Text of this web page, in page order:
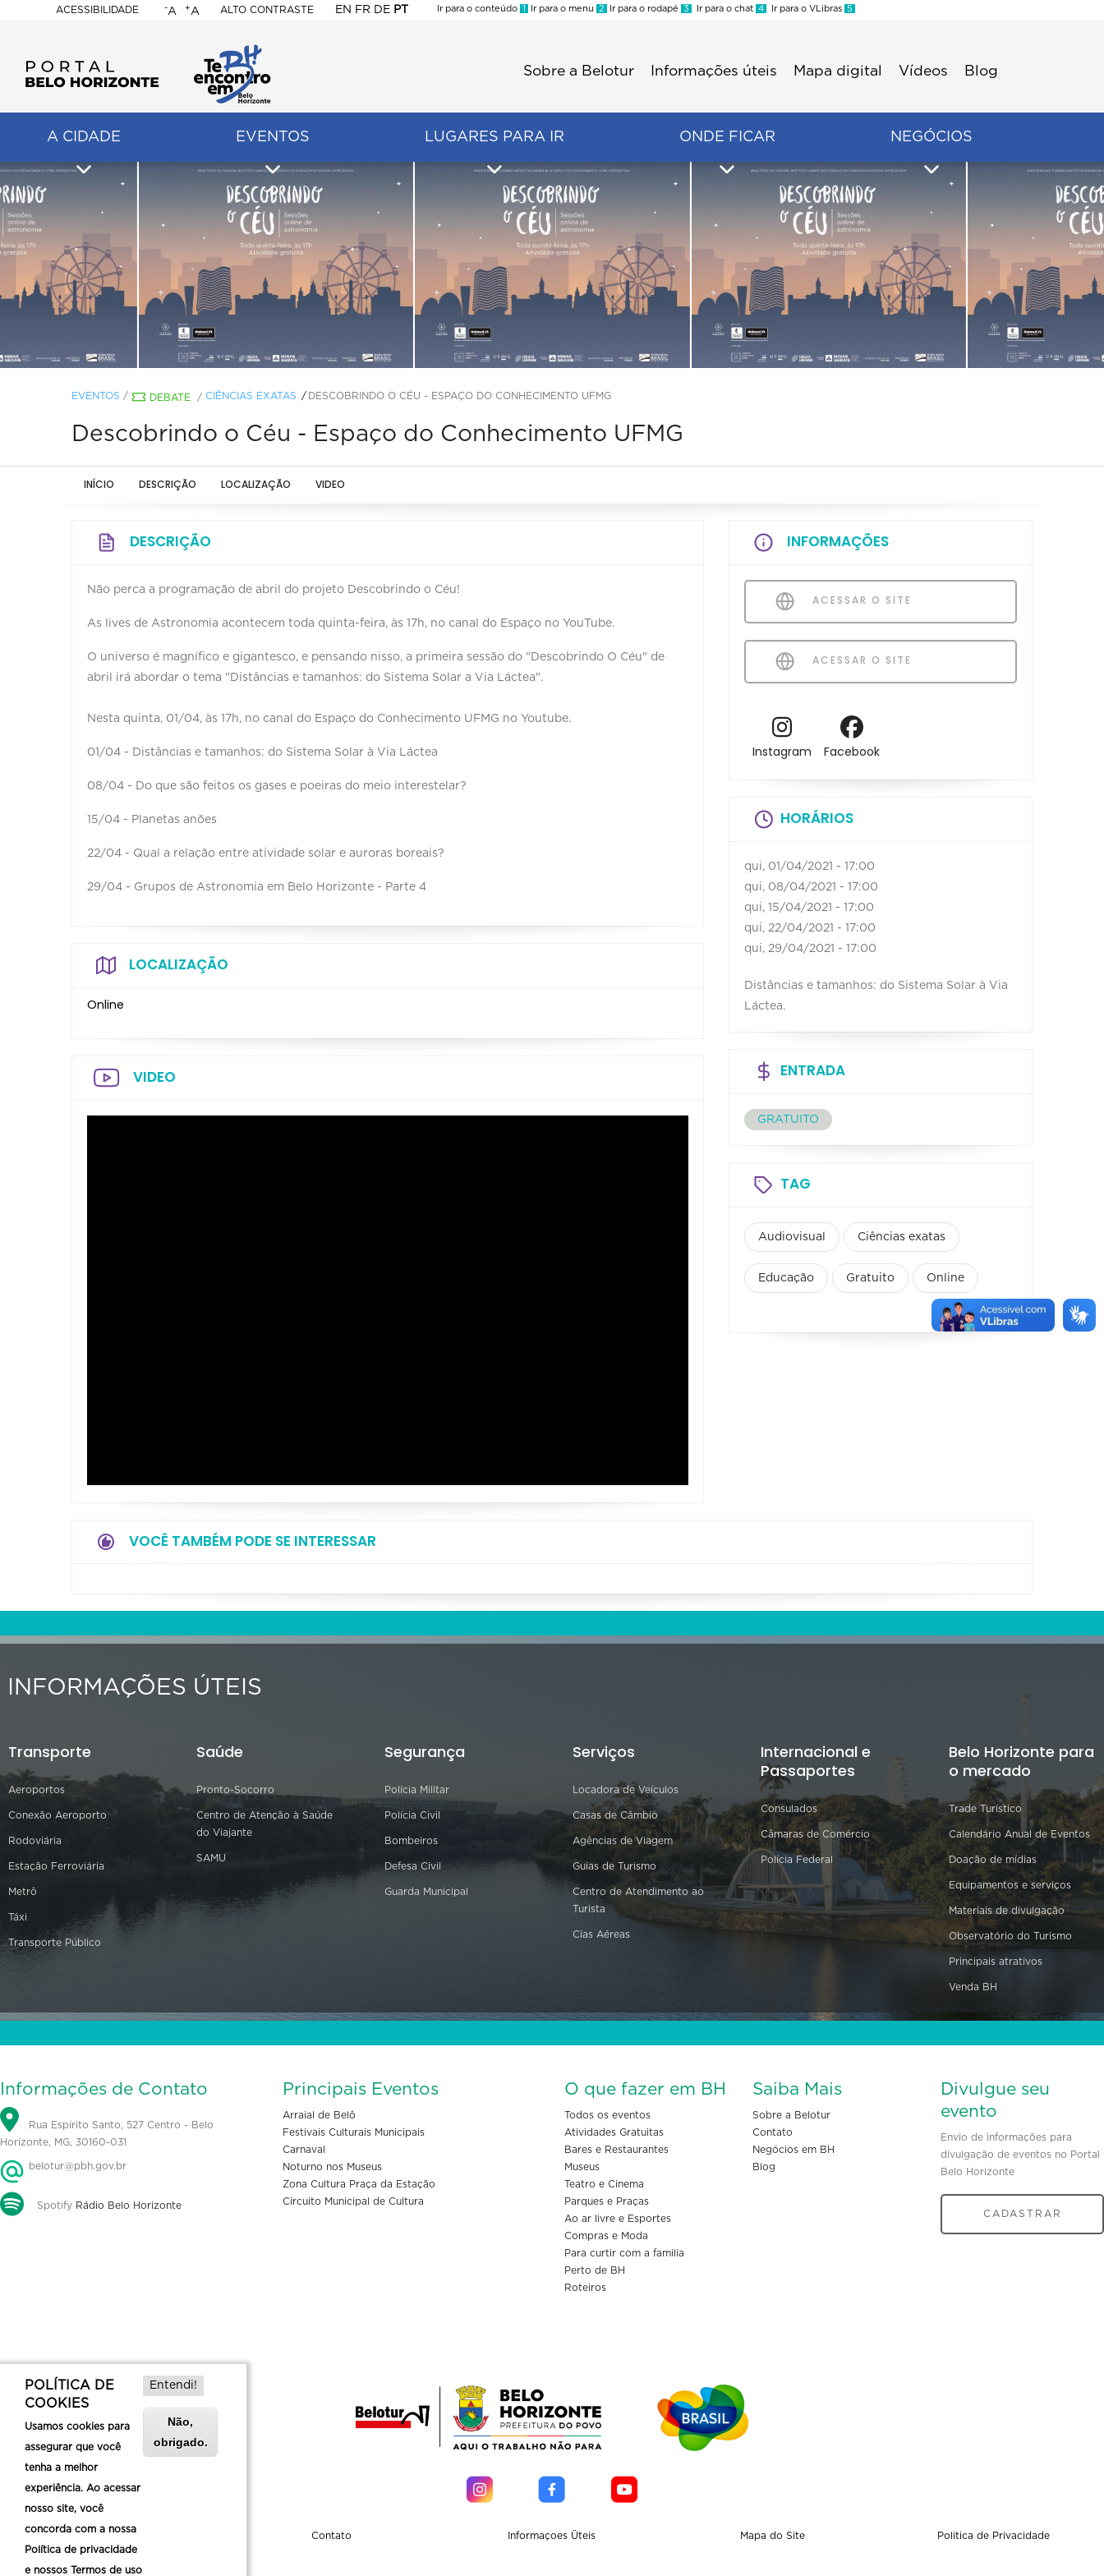
ACESSIBILIDADE
BELO
HORIZONTE
-A +A ALTO CONTRASTE EN FR DE PT
Ir para o conteúdo 1 Ir para o menu 2 Ir para o rodapé 3 Ir para o chat 4 Ir para o VLibras 5
Sobre a Belotur Informações úteis Mapa digital Vídeos Blog
A CIDADE EVENTOS LUGARES PARA IR ONDE FICAR NEGÓCIOS
EVENTOS / DEBATE / CIÊNCIAS EXATAS DESCOBRINDO O CÉU - ESPAÇO DO CONHECIMENTO UFMG
Descobrindo o Céu - Espaço do Conhecimento UFMG
INÍCIO DESCRIÇÃO LOCALIZAÇÃO VIDEO
DESCRIÇÃO
Não perca a programação de abril do projeto Descobrindo o Céu!
As lives de Astronomia acontecem toda quinta-feira, às 17h, no canal do Espaço no YouTube.
O universo é magnífico e gigantesco, e pensando nisso, a primeira sessão do "Descobrindo O Céu" de
abril irá abordar o tema "Distâncias e tamanhos: do Sistema Solar a Via Láctea".
Nesta quinta, 01/04, às 17h, no canal do Espaço do Conhecimento UFMG no Youtube.
01/04 - Distâncias e tamanhos: do Sistema Solar à Via Láctea
08/04 - Do que são feitos os gases e poeiras do meio interestelar?
15/04 - Planetas anões
22/04 - Qual a relação entre atividade solar e auroras boreais?
29/04 - Grupos de Astronomia em Belo Horizonte - Parte 4
LOCALIZAÇÃO
Online
VIDEO
INFORMAÇÕES
ACESSAR O SITE
ACESSAR O SITE
Instagram Facebook
HORÁRIOS
qui, 01/04/2021 - 17:00
qui, 08/04/2021 - 17:00
qui, 15/04/2021 - 17:00
qui, 22/04/2021 - 17:00
qui, 29/04/2021 - 17:00
Distâncias e tamanhos: do Sistema Solar à Via
Láctea.
ENTRADA
GRATUITO
TAG
Audiovisual Ciências exatas
Educação Gratuito Online
VOCÊ TAMBÉM PODE SE INTERESSAR
INFORMAÇÕES ÚTEIS
Transporte
Aeroportos
Conexão Aeroporto
Rodoviária
Estação Ferroviária
Metrô
Táxi
Transporte Público
Saúde
Pronto-Socorro
Centro de Atenção à Saúde
do Viajante
SAMU
Segurança
Polícia Militar
Polícia Civil
Bombeiros
Defesa Civil
Guarda Municipal
Serviços
Locadora de Veículos
Casas de Câmbio
Agências de Viagem
Guias de Turismo
Centro de Atendimento ao
Turista
Cias Aéreas
Internacional e
Passaportes
Consulados
Câmaras de Comércio
Polícia Federal
Belo Horizonte para
o mercado
Trade Turístico
Calendário Anual de Eventos
Doação de mídias
Equipamentos e serviços
Materiais de divulgação
Observatório do Turismo
Principais atrativos
Venda BH
Informações de Contato
Rua Espírito Santo, 527 Centro - Belo
Horizonte, MG, 30160-031
belotur@pbh.gov.br
Spotify Rádio Belo Horizonte
Principais Eventos
Arraial de Belô
Festivais Culturais Municipais
Carnaval
Noturno nos Museus
Zona Cultura Praça da Estação
Circuito Municipal de Cultura
O que fazer em BH
Todos os eventos
Atividades Gratuitas
Bares e Restaurantes
Museus
Teatro e Cinema
Parques e Praças
Ao ar livre e Esportes
Compras e Moda
Para curtir com a familia
Perto de BH
Roteiros
Saiba Mais
Sobre a Belotur
Contato
Negócios em BH
Blog
Divulgue seu
evento
Envio de informações para
divulgação de eventos no Portal
Belo Horizonte
CADASTRAR
Contato Informaçoes Üteis Mapa do Site Politica de Privacidade
POLÍTICA DE
COOKIES
Usamos cookies para
assegurar que você
tenha a melhor
experiência. Ao acessar
nosso site, você
concorda com a nossa
Política de privacidade
e nossos Termos de uso
Entendi!
Não,
obrigado.